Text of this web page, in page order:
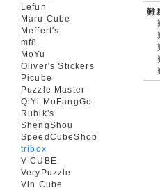
Lefun
Maru Cube
Meffert's
mf8
MoYu
Oliver's Stickers
Picube
Puzzle Master
QiYi MoFangGe
Rubik's
ShengShou
SpeedCubeShop
tribox
V-CUBE
VeryPuzzle
Vin Cube
難